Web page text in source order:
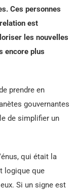
Ces personnes
est
les nouvelles
encore plus
prendre en
gouvernantes
de simplifier un
qui était la
logique que
Si un signe est